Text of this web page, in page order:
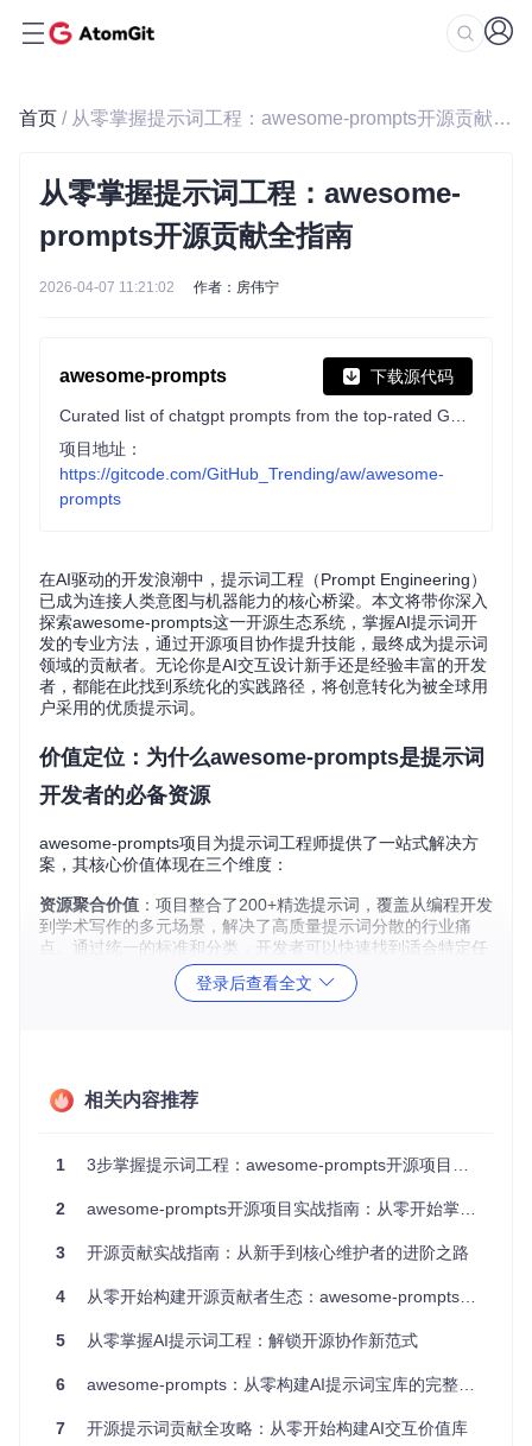
首页 / 从零掌握提示词工程：awesome-prompts开源贡献全指南
从零掌握提示词工程：awesome-
prompts开源贡献全指南
2026-04-07 11:21:02 作者：房伟宁
awesome-prompts 下载源代码
项目地址：
https://gitcode.com/GitHub_Trending/aw/awesome-
prompts
在AI驱动的开发浪潮中，提示词工程（Prompt Engineering）
已成为连接人类意图与机器能力的核心桥梁。本文将带你深入
探索awesome-prompts这一开源生态系统，掌握AI提示词开
发的专业方法，通过开源项目协作提升技能，最终成为提示词
领域的贡献者。无论你是AI交互设计新手还是经验丰富的开发
者，都能在此找到系统化的实践路径，将创意转化为被全球用
户采用的优质提示词。
价值定位：为什么awesome-prompts是提示词
开发者的必备资源
awesome-prompts项目为提示词工程师提供了一站式解决方
案，其核心价值体现在三个维度：
资源聚合价值 ：项目整合了200+精选提示词，覆盖从编程开发
到学术写作的多元场景，解决了高质量提示词分散的行业痛
点。通过统一的标准和分类，开发者可以快速找到适合特定任
务的基础模板，避免重复造轮子。
到科学设计。
善的贡献者生态，让每个参与者都能分享创意、获取反馈、提
升技能。这种协作模式加速了提示词的迭代优化，形成了"集
体智慧驱动质量提升"的良性循环。
核心能力：项目生态组件的功能解析
awesome-prompts的生态系统由三大核心组件构成，共同支
提示词库：即插即用的专业模板集合
prompts/目录是项目的核心资产，包含各类场景化提示词模
登录后查看全文
相关内容推荐
1 3步掌握提示词工程：awesome-prompts开源项目实战指南
2 awesome-prompts开源项目实战指南：从零开始掌握提示词工程
3 开源贡献实战指南：从新手到核心维护者的进阶之路
4 从零开始构建开源贡献者生态：awesome-prompts项目参与指南
5 从零掌握AI提示词工程：解锁开源协作新范式
6 awesome-prompts：从零构建AI提示词宝库的完整指南
7 开源提示词贡献全攻略：从零开始构建AI交互价值库